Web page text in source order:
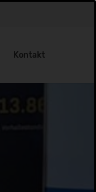
Kontakt